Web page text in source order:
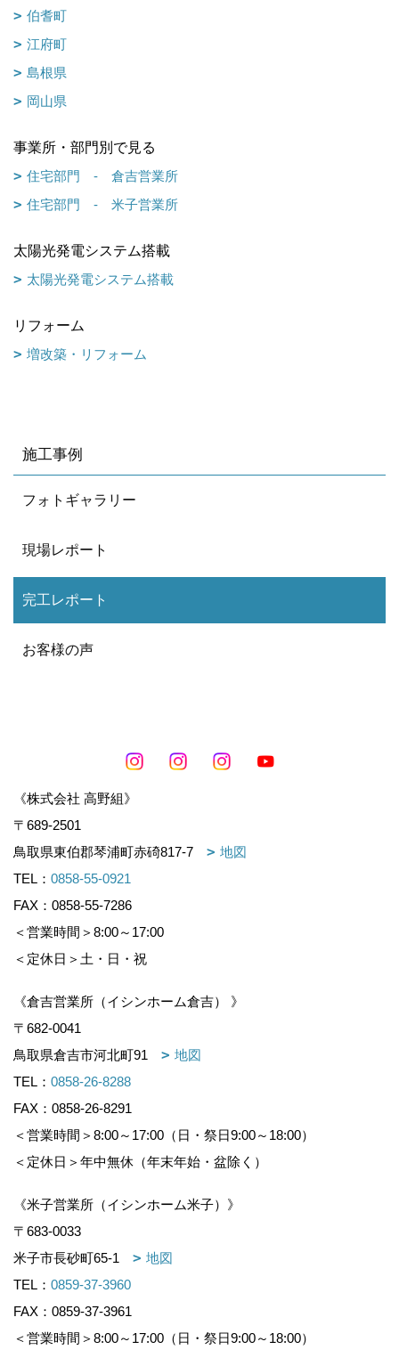
伯耆町
江府町
島根県
岡山県
事業所・部門別で見る
住宅部門 - 倉吉営業所
住宅部門 - 米子営業所
太陽光発電システム搭載
太陽光発電システム搭載
リフォーム
増改築・リフォーム
施工事例
フォトギャラリー
現場レポート
完工レポート
お客様の声
《株式会社 高野組》
〒689-2501
鳥取県東伯郡琴浦町赤碕817-7
地図
TEL： 0858-55-0921
FAX：0858-55-7286
＜営業時間＞8:00～17:00
＜定休日＞土・日・祝
《倉吉営業所（イシンホーム倉吉） 》
〒682-0041
鳥取県倉吉市河北町91
地図
TEL： 0858-26-8288
FAX：0858-26-8291
＜営業時間＞8:00～17:00（日・祭日9:00～18:00）
＜定休日＞年中無休（年末年始・盆除く）
《米子営業所（イシンホーム米子）》
〒683-0033
米子市長砂町65-1
地図
TEL： 0859-37-3960
FAX：0859-37-3961
＜営業時間＞8:00～17:00（日・祭日9:00～18:00）